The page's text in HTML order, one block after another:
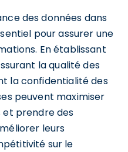
des données dans
pour assurer une
En établissant
la qualité des
la confidentialité des
peuvent maximiser
et prendre des
leurs
sur le